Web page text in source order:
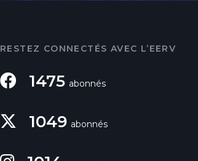
RESTEZ CONNECTÉS AVEC L’EERV
1475 abonnés
1049 abonnés